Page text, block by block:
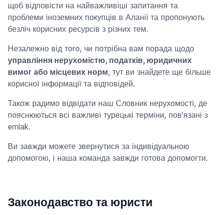
щоб відповісти на найважливіші запитання та
проблеми іноземних покупців в Аланії та пропонують
безліч корисних ресурсів з різних тем.
Незалежно від того, чи потрібна вам порада щодо
управління нерухомістю, податків, юридичних
вимог або місцевих норм, тут ви знайдете ще більше
корисної інформації та відповідей.
Також радимо відвідати наш Словник нерухомості, де
пояснюються всі важливі турецькі терміни, пов’язані з
emlak.
Ви завжди можете звернутися за індивідуальною
допомогою, і наша команда завжди готова допомогти.
Законодавство та юристи